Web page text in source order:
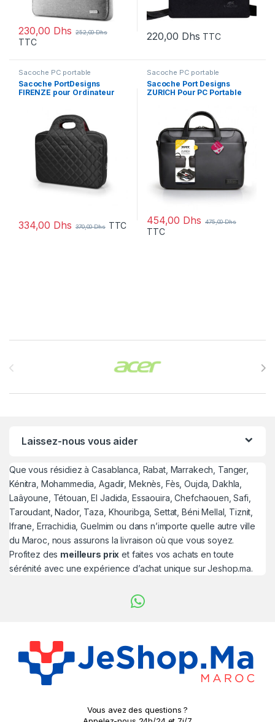
230,00 Dhs 252,00Dhs
TTC 220,00 Dhs TTC
Sacoche PC portable
Sacoche PortDesigns
FIRENZE pour Ordinateur
334,00 Dhs 370,00Dhs TTC
Sacoche PC portable
Sacoche Port Designs
ZURICH Pour PC Portable
454,00 Dhs 475,00Dhs
TTC
Laissez-nous vous aider
Que vous résidiez à Casablanca, Rabat, Marrakech, Tanger,
Kénitra, Mohammedia, Agadir, Meknès, Fès, Oujda, Dakhla,
Laâyoune, Tétouan, El Jadida, Essaouira, Chefchaouen, Safi,
Taroudant, Nador, Taza, Khouribga, Settat, Béni Mellal, Tiznit,
Ifrane, Errachidia, Guelmim ou dans n’importe quelle autre ville
du Maroc, nous assurons la livraison où que vous soyez.
Profitez des meilleurs prix et faites vos achats en toute
sérénité avec une expérience d’achat unique sur Jeshop.ma.
Vous avez des questions ?